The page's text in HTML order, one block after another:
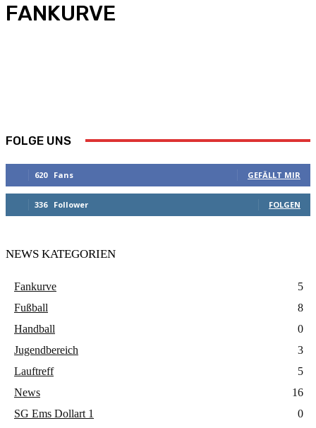
FANKURVE
FOLGE UNS
620 Fans GEFÄLLT MIR
336 Follower FOLGEN
NEWS KATEGORIEN
Fankurve
5
Fußball
8
Handball
0
Jugendbereich
3
Lauftreff
5
News
16
SG Ems Dollart 1
0